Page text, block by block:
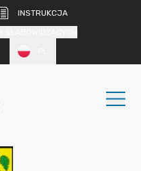
INSTRUKCJA